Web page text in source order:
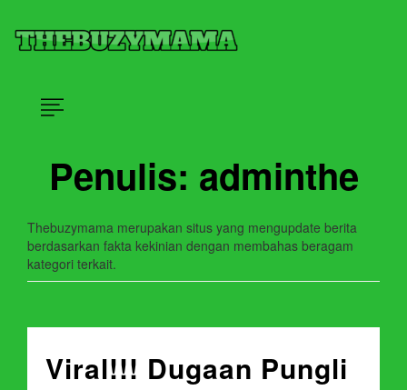
content
Penulis: adminthe
Thebuzymama merupakan situs yang mengupdate berita
berdasarkan fakta kekinian dengan membahas beragam
kategori terkait.
Viral!!! Dugaan Pungli